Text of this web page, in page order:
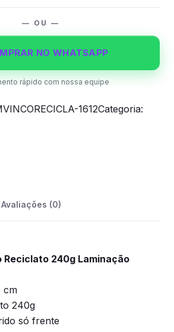
— OU —
NO WHATSAPP
rápido com nossa equipe
1612Categoria:
Avaliações (0)
Reciclato 240g Laminação
cm
240g
só frente